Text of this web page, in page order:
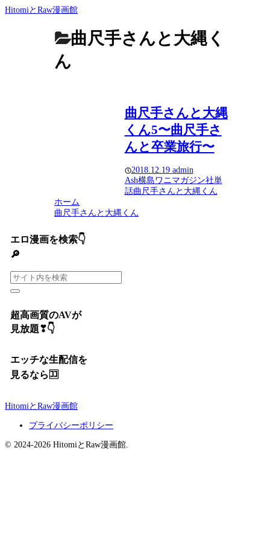
HitomiとRaw漫画館
曲尺手さんと大縄く
ん
曲尺手さんと大縄
くん5〜曲尺手さ
んと卒業旅行〜
2018.12.19 admin
Ash横島ワニマガジン社単
話曲尺手さんと大縄くん
ホーム
曲尺手さんと大縄くん
エロ漫画を検索👇
🔎
超高画質のAVが
見放題❣👇
エッチな生配信を
見るなら🈁
HitomiとRaw漫画館
プライバシーポリシー
© 2024-2026 HitomiとRaw漫画館.